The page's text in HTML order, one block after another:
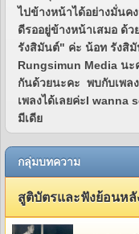
ไปข้างหน้าได้อย่างมั่นค
ดีรออยู่ข้างหน้าเสมอ ด้
รังสิมันต์" ค่ะ น้อท รังสิ
Rungsimun Media น
กันด้วยนะคะ พบกับเพล
เพลงได้เลยค่ะI
มีเดีย
กลุ่มบทความ
สูติบัตรและฟังย้อนหลั